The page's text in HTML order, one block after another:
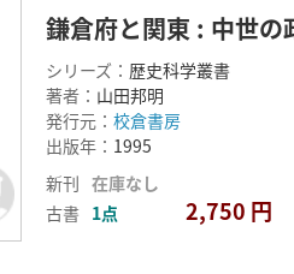
鎌倉府と関東 : 中世
シリーズ： 歴史科学叢書
著者： 山田邦明
発行元： 校倉書房
出版年： 1995
新刊 在庫なし
古書 1点 2,750 円